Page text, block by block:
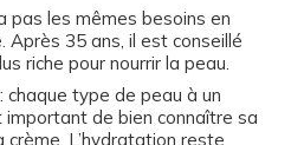
pas les mêmes besoins en
Après 35 ans, il est conseillé
riche pour nourrir la peau.
: chaque type de peau à un
important de bien connaître sa
L’hydratation reste